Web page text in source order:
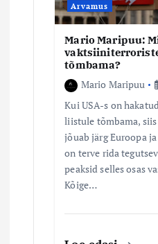
Arvamus
Mario Maripuu:
tõmbama?
Mario Maripuu
Kui USA-s on
liistule tõmbama,
jõuab järg Euroopa
on terve rida
peaksid selles osas
Kõige…